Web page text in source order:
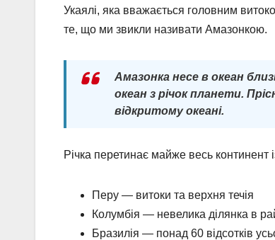
Укаялі, яка вважається головним
те, що ми звикли називати Амазонкою.
Амазонка несе в океан
океан з річок планети.
відкритому океані.
Річка перетинає майже весь континент
Перу — витоки та верхня течія
Колумбія — невелика ділянка в
Бразилія — понад 60 відсотків